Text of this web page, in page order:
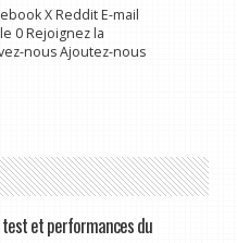
X Reddit E-mail
0 Rejoignez la
nous Ajoutez-nous
test et performances du